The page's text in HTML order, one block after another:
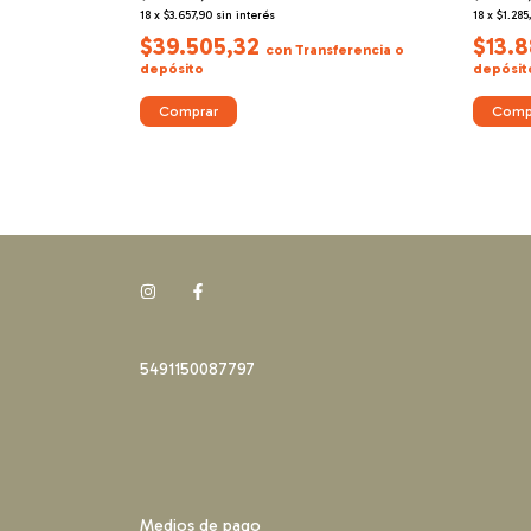
18 x $3.657,90 sin interés
$39.505,32 con Transferencia o
depósito
Comprar
18 x
5491150087797
Medios de pago